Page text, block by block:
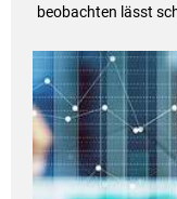
beobachten lässt